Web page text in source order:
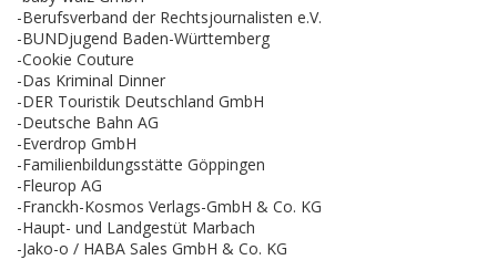
-Berufsverband der Rechtsjournalisten e.V.
-BUNDjugend Baden-Württemberg
-Cookie Couture
-Das Kriminal Dinner
-DER Touristik Deutschland GmbH
-Deutsche Bahn AG
-Everdrop GmbH
-Familienbildungsstätte Göppingen
-Fleurop AG
-Franckh-Kosmos Verlags-GmbH & Co. KG
-Haupt- und Landgestüt Marbach
-Jako-o / HABA Sales GmbH & Co. KG